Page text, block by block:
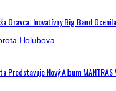
Oravca: Inovatívny Big Band
Predstavuje Nový Album